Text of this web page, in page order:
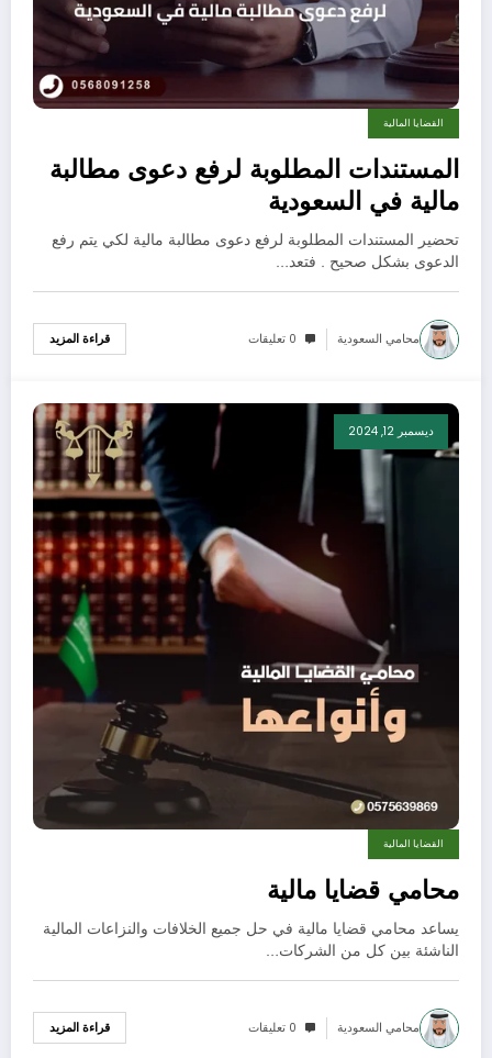
القضايا المالية
المستندات المطلوبة لرفع دعوى مطالبة
مالية في السعودية
تحضير المستندات المطلوبة لرفع دعوى مطالبة مالية لكي يتم رفع
الدعوى بشكل صحيح . فتعد…
محامي السعودية 0 تعليقات قراءة المزيد
ديسمبر 12, 2024
القضايا المالية
محامي قضايا مالية
يساعد محامي قضايا مالية في حل جميع الخلافات والنزاعات المالية
الناشئة بين كل من الشركات…
محامي السعودية 0 تعليقات قراءة المزيد